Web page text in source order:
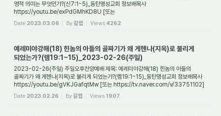
영적 의미는 무엇인가?(신7:1~5)_동탄명성교회 정보배목사
https://youtu.be/exPdGMhKD8U [또는
https://tv.naver.com/v/34139518] 1. 들어가며 하나님께서 가나안 정복을 앞...
Date 2023.03.06 By갈렙 Views 4262
예레미야강해(18) 힌놈의 아들의 골짜기가 왜 게헨나(지옥)로 불리게
되었는가?(렘19:1~15)_2023-02-26(주일)
2023-02-26(주일) 주일오후찬양예배 제목: 예레미야강해(18) 힌놈의 아들의
골짜기가 왜 게헨나(지옥)로 불리게 되었는가?(렘19:1~15)_동탄명성교회 정보배목사
https://youtu.be/gVKJGafqtMw [또는 https://tv.naver.com/v/33751102]
1. 들어가며 예레미야는 ...
Date 2023.02.26 By갈렙 Views 1907